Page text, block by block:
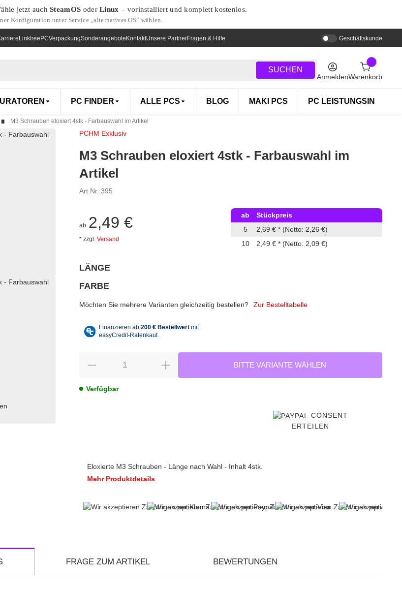
jetzt auchSteamOS oderLinux – vorinstalliert und komplett kostenlos.
Konfiguration unter Service „alternatives OS“ wählen.
LinktreePCVerpackungSonderangeboteKontaktUnsere PartnerFragen & Hilfe Geschäftskunde
SUCHEN
AnmeldenWarenkorb
PC FINDER ALLE PCS BLOG MAKI PCS PC LEISTUNGSINDEX
M3 Schrauben eloxiert 4stk - Farbauswahl im Artikel
PCHM Exklusiv
M3 Schrauben eloxiert 4stk - Farbauswahl im
Artikel
Art.Nr.:395
ab 2,49 €
* zzgl. Versand
ab
Stückpreis
5
2,69 € * (Netto: 2,26 €)
10
2,49 € * (Netto: 2,09 €)
LÄNGE
FARBE
Möchten Sie mehrere Varianten gleichzeitig bestellen?
Zur Bestelltabelle
BITTE VARIANTE WÄHLEN
Verfügbar
CONSENT
ERTEILEN
Eloxierte M3 Schrauben - Länge nach Wahl - Inhalt 4stk.
Mehr Produktdetails
FRAGE ZUM ARTIKEL BEWERTUNGEN